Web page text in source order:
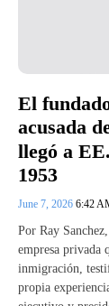
El
acusada
llegó a
1953
June 7, 2026 6:42
Por Ray
empresa privada
inmigración,
propia